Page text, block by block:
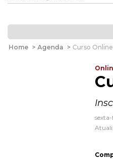
Home > Agenda > Curso